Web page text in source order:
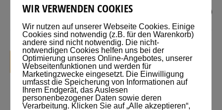
Posted byJens Voigt
JULI2016
12
KATEGORIEN:
Lernmethoden
WIR VERWENDEN COOKIES
Wir nutzen auf unserer Webseite Cookies. Einige
Cookies sind notwendig (z.B. für den Warenkorb)
andere sind nicht notwendig. Die nicht-
notwendigen Cookies helfen uns bei der
Optimierung unseres Online-Angebotes, unserer
Webseitenfunktionen und werden für
Marketingzwecke eingesetzt. Die Einwilligung
umfasst die Speicherung von Informationen auf
Ihrem Endgerät, das Auslesen
personenbezogener Daten sowie deren
Verarbeitung. Klicken Sie auf „Alle akzeptieren“,